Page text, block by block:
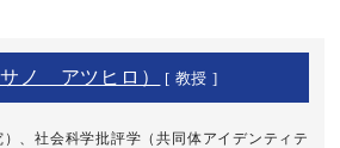
ノ アツヒロ） [ 教授 ]
、社会科学批評学（共同体アイデンティテ